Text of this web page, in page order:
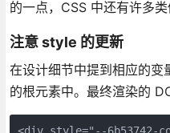
的一点，CSS 中还有许多类
注意 style 的更新
在设计细节中提到相应的变
的根元素中。最终渲染的